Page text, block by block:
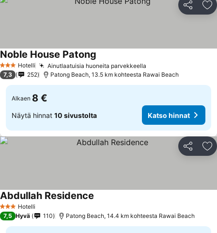
Jaa
3 Tähtiluokitus
Hotelli Ainutlaatuisia huoneita parvekkeella
Noble House Patong
7,3 252 Patong Beach, 13.5 km kohteesta Rawai Beach
Alkaen 8 €
Näytä hinnat 10 sivustolta Katso hinnat
Jaa
3 Tähtiluokitus
Hotelli
Abdullah Residence
7,5 Hyvä 110 Patong Beach, 14.4 km kohteesta Rawai Beach